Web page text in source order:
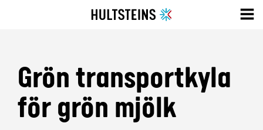
Grön transportkyla
för grön mjölk